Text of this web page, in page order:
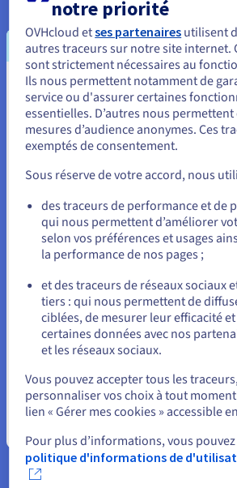
instantanément avec notre
responsive.
intuitif
Le webmail Zimbra est pensé
l’essentiel : navigation fluide,
zéro complexité. Vous travaillez
clair et agréable.
Bénéficiez d'une
sécurisée avec nos
Vous semblez être
Unis.
Pour commander, rendez-vous sur le site de
Allez sur le site États-Unis
us.ovhcloud.com/
Anglais USD
ou
Rester sur le site actuel
Sélectionner un autre site web
notre priorité
OVHcloud etses partenaires utilisent
autres traceurs sur notre site internet.
sont strictement nécessaires au
Ils nous permettent notamment de
service ou d'assurer certaines
essentielles. D’autres nous
mesures d’audience anonymes. Ces
exemptés de consentement.
Sous réserve de votre accord, nous
des traceurs de performance et de
qui nous permettent d’améliorer
selon vos préférences et usages
la performance de nos pages ;
et des traceurs de réseaux sociaux
tiers : qui nous permettent de
ciblées, de mesurer leur efficacité
certaines données avec nos
et les réseaux sociaux.
Vous pouvez accepter tous les
personnaliser vos choix à tout
lien « Gérer mes cookies » accessible
Pour plus d’informations, vous
politique d'informations de